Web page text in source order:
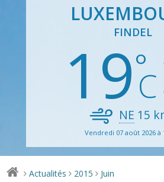
FINDEL
19
NE 15
Vendredi 07 août 2026 à
> Actualités > 2015 > Juin